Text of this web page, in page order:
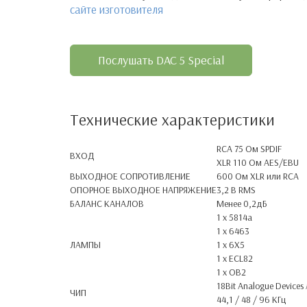
сайте изготовителя
Послушать DAC 5 Special
Технические характеристики
ВХОД
RCA 75 Ом SPDIF
XLR 110 Ом AES/EBU
ВЫХОДНОЕ СОПРОТИВЛЕНИЕ
600 Ом XLR или RCA
ОПОРНОЕ ВЫХОДНОЕ НАПРЯЖЕНИЕ3,2 В RMS
БАЛАНС КАНАЛОВ
Менее 0,2дБ
ЛАМПЫ
1 x 5814a
1 x 6463
1 x 6X5
1 x ECL82
1 x OB2
ЧИП
18Bit Analogue Devices
44,1 / 48 / 96 КГц